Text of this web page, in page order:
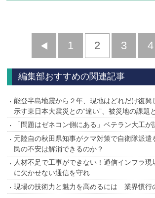
前
へ
1 2 3 4
編集部おすすめの関連記事
能登半島地震から２年、現地はどれだけ復興
示す東日本大震災との“違い”、被災地の課題
「問題はゼネコン側にある」ベテラン大工が
元陸自の秋田県知事がクマ対策で自衛隊派
民の不安は解消できるのか？
人材不足で工事ができない！通信インフラ現
に欠かせない通信を守れ
現場の技術力と魅力を高めるには 業界慣行